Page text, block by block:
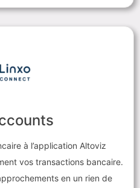
à l’application Altoviz
vos transactions bancaire.
en un rien de